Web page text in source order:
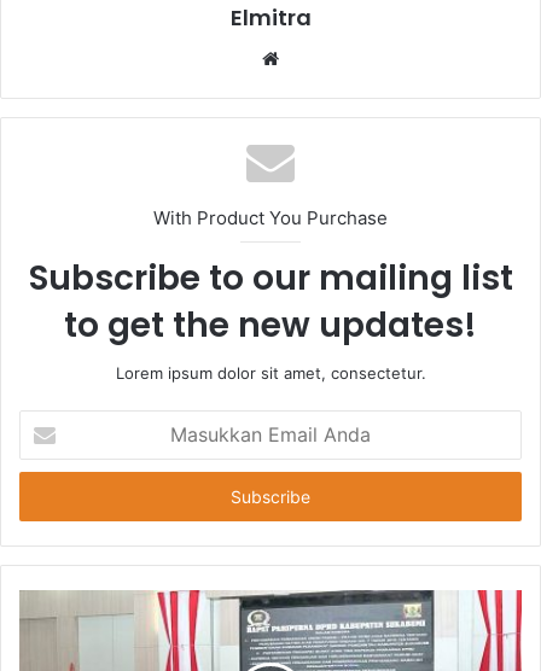
Elmitra
Website
With Product You Purchase
Subscribe to our mailing list
to get the new updates!
Lorem ipsum dolor sit amet, consectetur.
Email
Anda